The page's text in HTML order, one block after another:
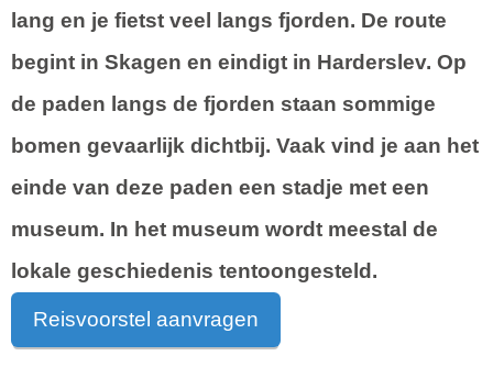
lang en je fietst veel langs fjorden. De route
begint in Skagen en eindigt in Harderslev. Op
de paden langs de fjorden staan sommige
bomen gevaarlijk dichtbij. Vaak vind je aan het
einde van deze paden een stadje met een
museum. In het museum wordt meestal de
lokale geschiedenis tentoongesteld.
Reisvoorstel aanvragen